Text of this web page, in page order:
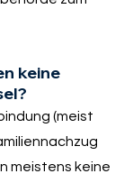
keine
(meist
meistens keine